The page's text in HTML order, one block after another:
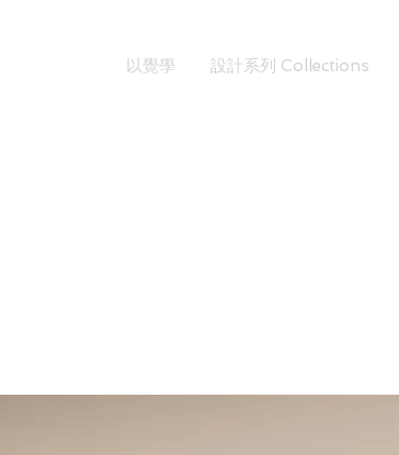
以覺學 設計系列 Collections